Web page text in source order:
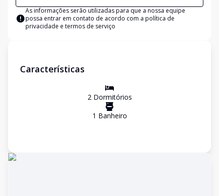
As informações serão utilizadas para que a nossa equipe
possa entrar em contato de acordo com a política de
privacidade e termos de serviço
Características
2Dormitórios
1 Banheiro